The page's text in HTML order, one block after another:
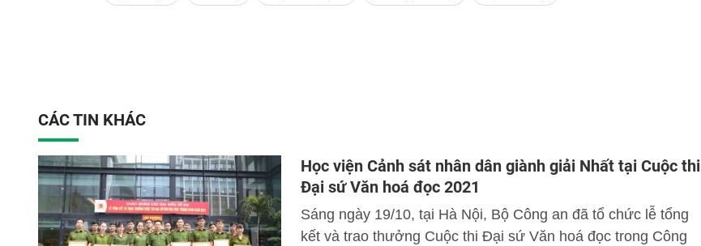
CÁC TIN KHÁC
Học viện Cảnh sát nhân dân giành giải Nhất tại Cuộc thi
Đại sứ Văn hoá đọc 2021
Sáng ngày 19/10, tại Hà Nội, Bộ Công an đã tổ chức lễ tổng
kết và trao thưởng Cuộc thi Đại sứ Văn hoá đọc trong Công